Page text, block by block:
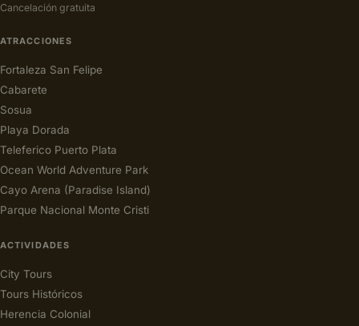
Cancelación gratuita
ATRACCIONES
Fortaleza San Felipe
Cabarete
Sosua
Playa Dorada
Teleferico Puerto Plata
Ocean World Adventure Park
Cayo Arena (Paradise Island)
Parque Nacional Monte Cristi
ACTIVIDADES
City Tours
Tours Históricos
Herencia Colonial